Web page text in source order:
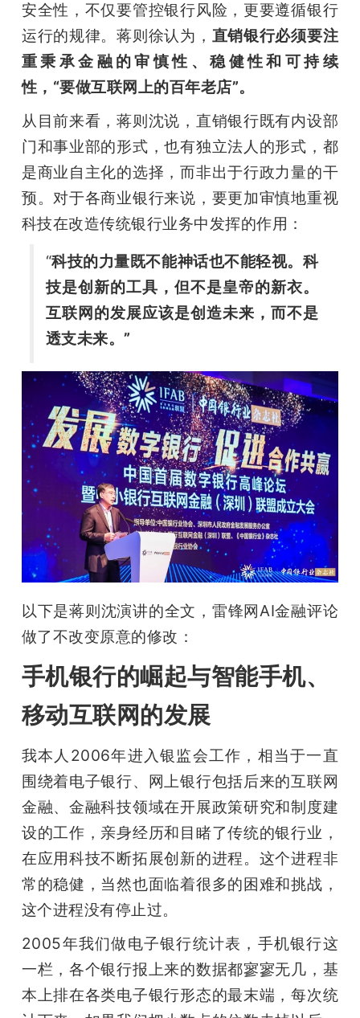
安全性，不仅要管控银行风险，更要遵循银行
运行的规律。蒋则徐认为， 直销银行必须要注
重秉承金融的审慎性、稳健性和可持续
性，“要做互联网上的百年老店”。
从目前来看，蒋则沈说，直销银行既有内设部
门和事业部的形式，也有独立法人的形式，都
是商业自主化的选择，而非出于行政力量的干
预。对于各商业银行来说，要更加审慎地重视
科技在改造传统银行业务中发挥的作用：
“科技的力量既不能神话也不能轻视。科
技是创新的工具，但不是皇帝的新衣。
互联网的发展应该是创造未来，而不是
透支未来。”
以下是蒋则沈演讲的全文，雷锋网AI金融评论
做了不改变原意的修改：
手机银行的崛起与智能手机、
移动互联网的发展
我本人2006年进入银监会工作，相当于一直
围绕着电子银行、网上银行包括后来的互联网
金融、金融科技领域在开展政策研究和制度建
设的工作，亲身经历和目睹了传统的银行业，
在应用科技不断拓展创新的进程。这个进程非
常的稳健，当然也面临着很多的困难和挑战，
这个进程没有停止过。
2005年我们做电子银行统计表，手机银行这
一栏，各个银行报上来的数据都寥寥无几，基
本上排在各类电子银行形态的最末端，每次统